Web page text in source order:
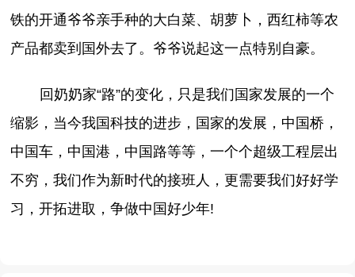
铁的开通爷爷亲手种的大白菜、胡萝卜，西红柿等农
产品都卖到国外去了。爷爷说起这一点特别自豪。
回奶奶家“路”的变化，只是我们国家发展的一个
缩影，当今我国科技的进步，国家的发展，中国桥，
中国车，中国港，中国路等等，一个个超级工程层出
不穷，我们作为新时代的接班人，更需要我们好好学
习，开拓进取，争做中国好少年!